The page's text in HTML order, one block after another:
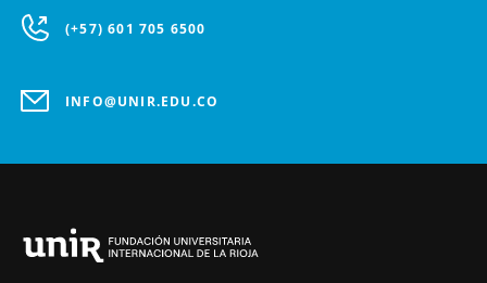
(+57) 601 705 6500
INFO@UNIR.EDU.CO